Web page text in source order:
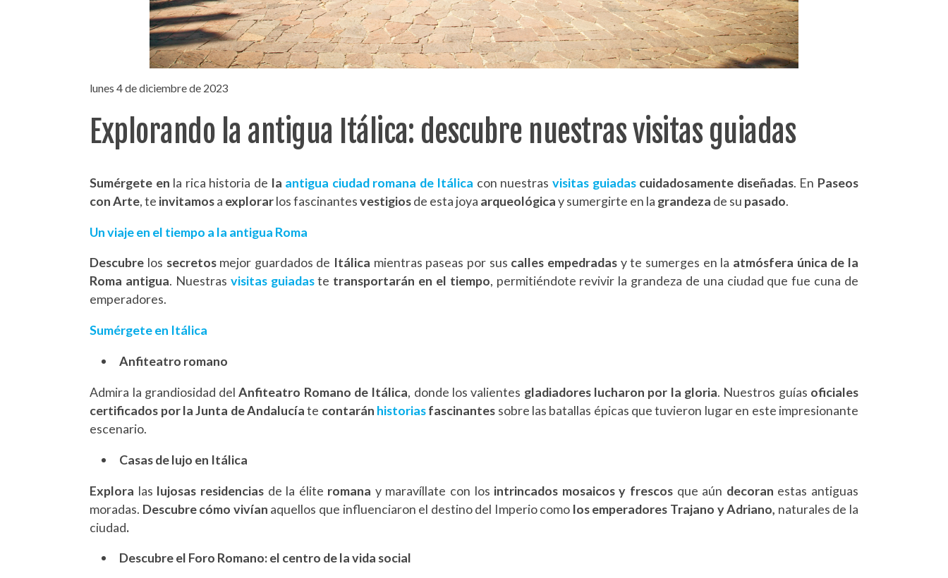
lunes 4 de diciembre de 2023
Explorando la antigua Itálica: descubre nuestras visitas guiadas
Sumérgete en la rica historia de la antigua ciudad romana de Itálica con nuestrasvisitas guiadas cuidadosamente diseñadas. En Paseos
con Arte, te invitamosa explorarlos fascinantesvestigiosde esta joya arqueológicay sumergirte en la grandeza de su pasado.
Un viaje en el tiempo a la antigua Roma
Descubre los secretos mejor guardados de Itálica mientras paseas por sus calles empedradas y te sumerges en la atmósfera única de la
Roma antigua. Nuestras visitas guiadaste transportarán en el tiempo, permitiéndote revivir la grandeza de una ciudad que fue cuna de
emperadores.
Sumérgete en Itálica
Anfiteatro romano
Admira la grandiosidad delAnfiteatro Romano de Itálica, donde los valientes gladiadores lucharon por la gloria. Nuestros guías oficiales
certificados por la Junta de Andalucíate contarán historiasfascinantes sobre las batallas épicas que tuvieron lugar en este impresionante
escenario.
Casas de lujo en Itálica
Explora las lujosas residencias de la élite romana y maravíllate con los intrincados mosaicos y frescosque aún decoran estas antiguas
moradas. Descubre cómo vivían aquellos que influenciaron el destino del Imperio como los emperadores Trajano y Adriano, naturales de la
ciudad.
Descubre el Foro Romano: el centro de la vida social